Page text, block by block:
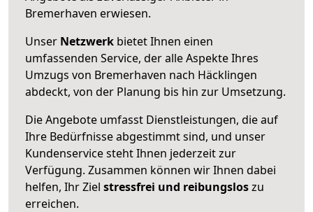
Bremerhaven erwiesen.
Unser Netzwerk bietet Ihnen einen
umfassenden Service, der alle Aspekte Ihres
Umzugs von Bremerhaven nach Häcklingen
abdeckt, von der Planung bis hin zur Umsetzung.
Die Angebote umfasst Dienstleistungen, die auf
Ihre Bedürfnisse abgestimmt sind, und unser
Kundenservice steht Ihnen jederzeit zur
Verfügung. Zusammen können wir Ihnen dabei
helfen, Ihr Ziel stressfrei und reibungsloszu
erreichen.